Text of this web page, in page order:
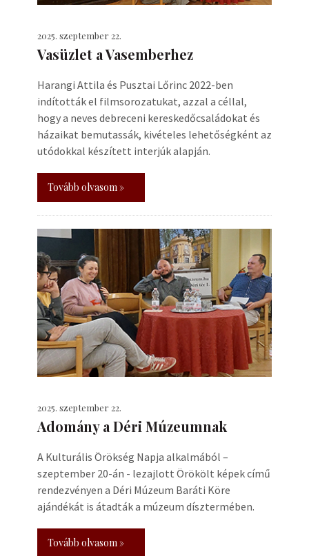
2025. szeptember 22.
Vasüzlet a Vasemberhez
Harangi Attila és Pusztai Lőrinc 2022-ben
indították el filmsorozatukat, azzal a céllal,
hogy a neves debreceni kereskedőcsaládokat és
házaikat bemutassák, kivételes lehetőségként az
utódokkal készített interjúk alapján.
Tovább olvasom »
2025. szeptember 22.
Adomány a Déri Múzeumnak
A Kulturális Örökség Napja alkalmából –
szeptember 20-án - lezajlott Örökölt képek című
rendezvényen a Déri Múzeum Baráti Köre
ajándékát is átadták a múzeum dísztermében.
Tovább olvasom »